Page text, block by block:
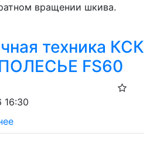
вращении шкива.
техника КСК
FS60
16:30